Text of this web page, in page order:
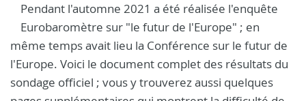
Pendant l'automne 2021 a été réalisée l'enquête
Eurobaromètre sur "le futur de l'Europe" ; en
même temps avait lieu la Conférence sur le futur de
l'Europe. Voici le document complet des résultats du
sondage officiel ; vous y trouverez aussi quelques